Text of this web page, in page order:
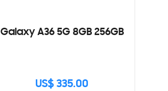
Galaxy A36 5G 8GB 256GB
US$ 335.00